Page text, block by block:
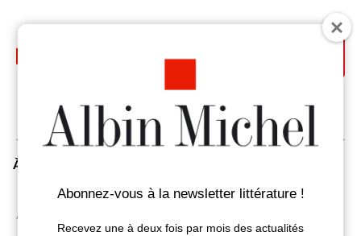
principal
À la Une
Accueil
Abonnez-vous à la newsletter littérature !
Recevez une à deux fois par mois des actualités